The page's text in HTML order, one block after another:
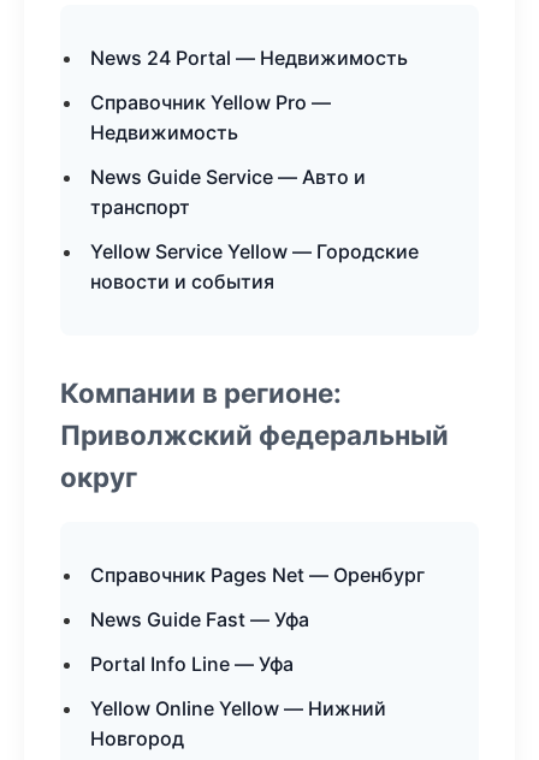
News 24 Portal — Недвижимость
Справочник Yellow Pro —
Недвижимость
News Guide Service — Авто и
транспорт
Yellow Service Yellow — Городские
новости и события
Компании в регионе:
Приволжский федеральный
округ
Справочник Pages Net — Оренбург
News Guide Fast — Уфа
Portal Info Line — Уфа
Yellow Online Yellow — Нижний
Новгород